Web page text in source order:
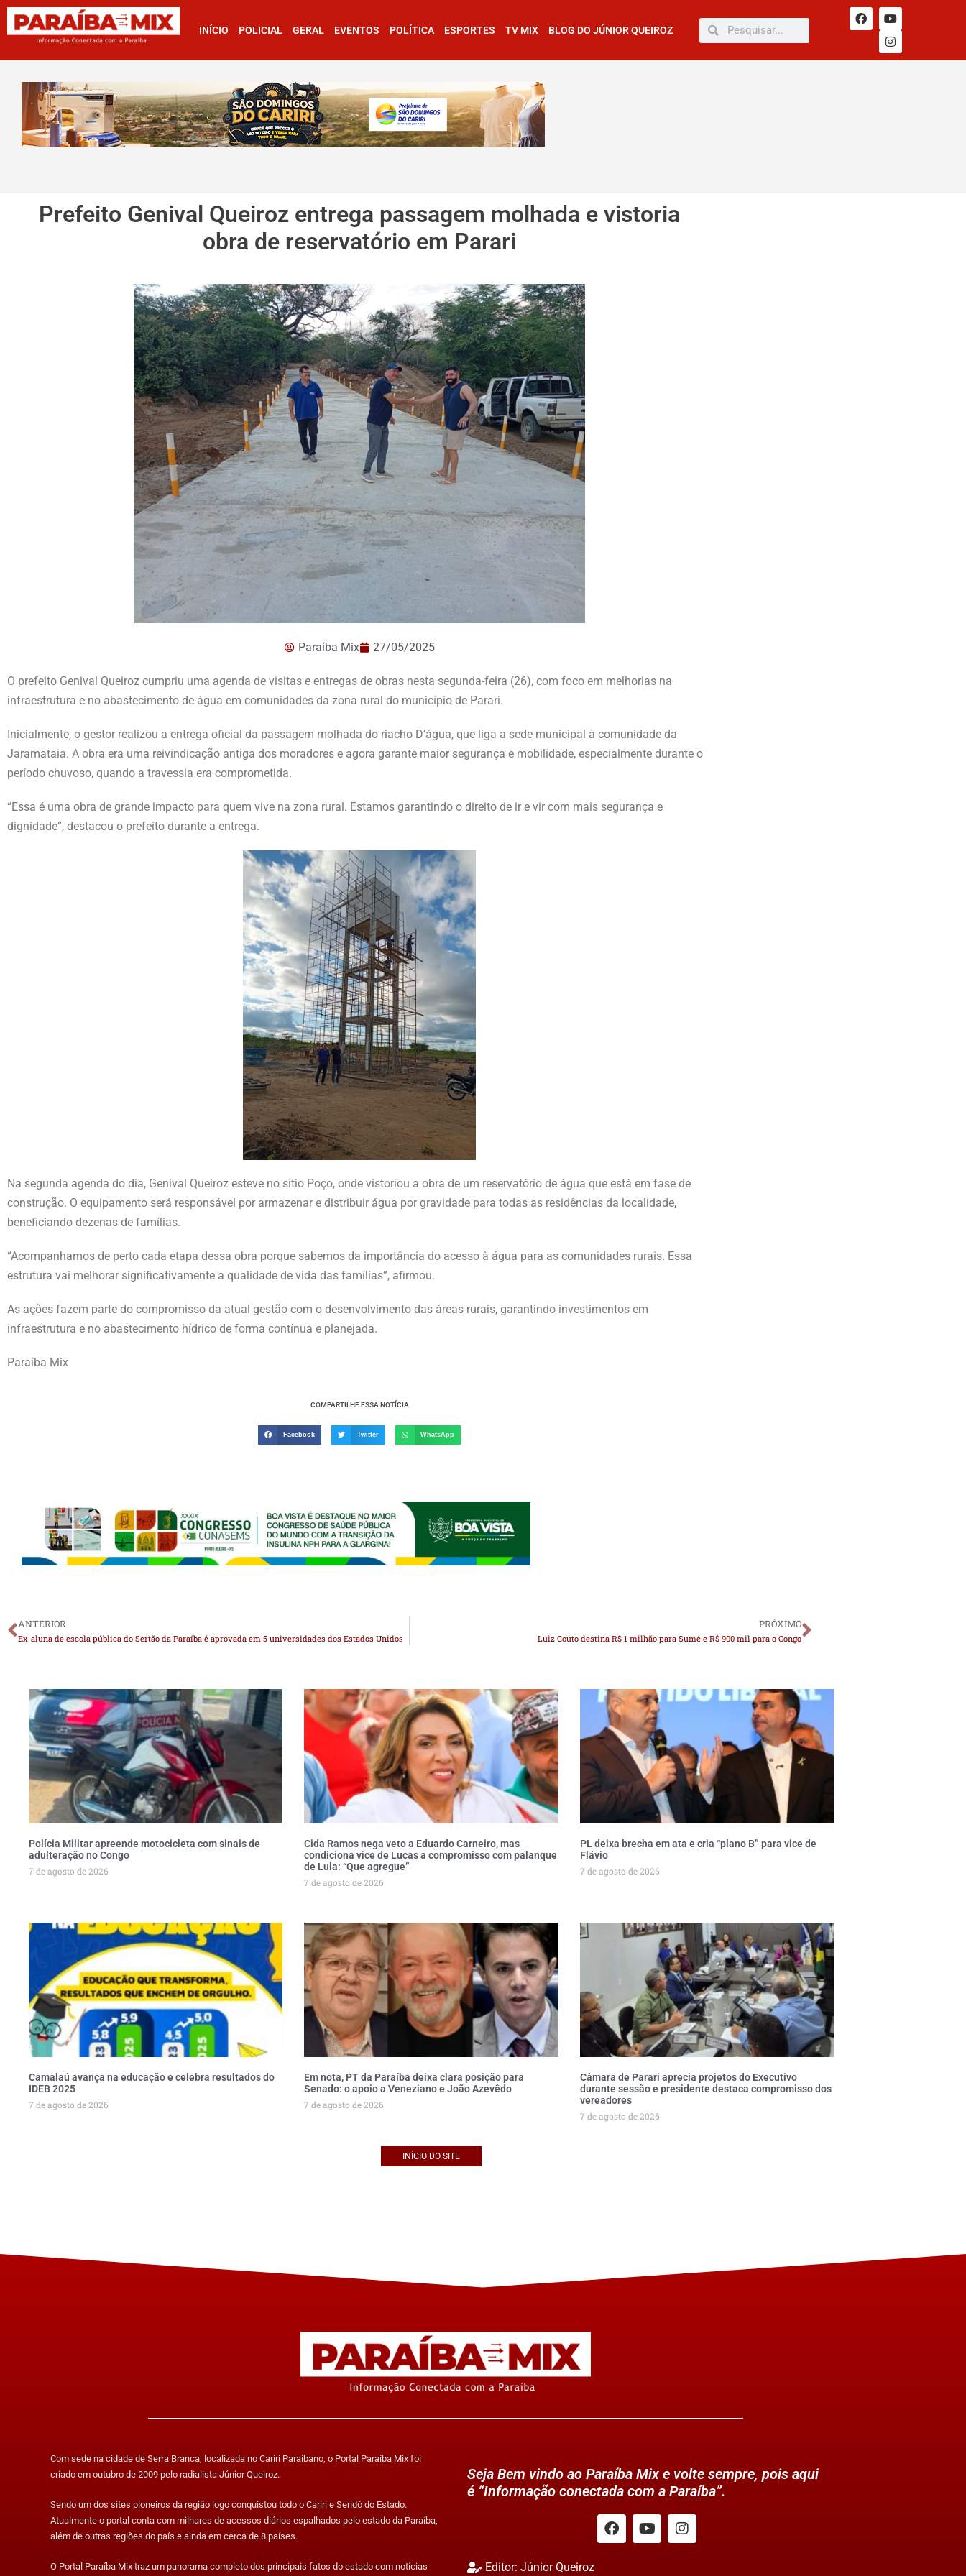
INÍCIO POLICIAL GERAL EVENTOS POLÍTICA ESPORTES TV MIX BLOG DO JÚNIOR QUEIROZ
Prefeito Genival Queiroz entrega passagem molhada e vistoria
obra de reservatório em Parari
Paraíba Mix 27/05/2025
O prefeito Genival Queiroz cumpriu uma agenda de visitas e entregas de obras nesta segunda-feira (26), com foco em melhorias na
infraestrutura e no abastecimento de água em comunidades da zona rural do município de Parari.
Inicialmente, o gestor realizou a entrega oficial da passagem molhada do riacho D’água, que liga a sede municipal à comunidade da
Jaramataia. A obra era uma reivindicação antiga dos moradores e agora garante maior segurança e mobilidade, especialmente durante o
período chuvoso, quando a travessia era comprometida.
“Essa é uma obra de grande impacto para quem vive na zona rural. Estamos garantindo o direito de ir e vir com mais segurança e
dignidade”, destacou o prefeito durante a entrega.
Na segunda agenda do dia, Genival Queiroz esteve no sítio Poço, onde vistoriou a obra de um reservatório de água que está em fase de
construção. O equipamento será responsável por armazenar e distribuir água por gravidade para todas as residências da localidade,
beneficiando dezenas de famílias.
“Acompanhamos de perto cada etapa dessa obra porque sabemos da importância do acesso à água para as comunidades rurais. Essa
estrutura vai melhorar significativamente a qualidade de vida das famílias”, afirmou.
As ações fazem parte do compromisso da atual gestão com o desenvolvimento das áreas rurais, garantindo investimentos em
infraestrutura e no abastecimento hídrico de forma contínua e planejada.
Paraíba Mix
COMPARTILHE ESSA NOTÍCIA
Facebook Twitter WhatsApp
ANTERIOR
Ex-aluna de escola pública do Sertão da Paraíba é aprovada em 5 universidades dos Estados Unidos
PRÓXIMO
Luiz Couto destina R$ 1 milhão para Sumé e R$ 900 mil para o Congo
Polícia Militar apreende motocicleta com sinais de
adulteração no Congo
7 de agosto de 2026
Cida Ramos nega veto a Eduardo Carneiro, mas
condiciona vice de Lucas a compromisso com palanque
de Lula: “Que agregue”
7 de agosto de 2026
PL deixa brecha em ata e cria “plano B” para vice de
Flávio
7 de agosto de 2026
Camalaú avança na educação e celebra resultados do
IDEB 2025
7 de agosto de 2026
Em nota, PT da Paraíba deixa clara posição para
Senado: o apoio a Veneziano e João Azevêdo
7 de agosto de 2026
Câmara de Parari aprecia projetos do Executivo
durante sessão e presidente destaca compromisso dos
vereadores
7 de agosto de 2026
INÍCIO DO SITE
Com sede na cidade de Serra Branca, localizada no Cariri Paraibano, o Portal Paraíba Mix foi
criado em outubro de 2009 pelo radialista Júnior Queiroz.
Sendo um dos sites pioneiros da região logo conquistou todo o Cariri e Seridó do Estado.
Atualmente o portal conta com milhares de acessos diários espalhados pelo estado da Paraíba,
além de outras regiões do país e ainda em cerca de 8 países.
O Portal Paraíba Mix traz um panorama completo dos principais fatos do estado com notícias
Seja Bem vindo ao Paraíba Mix e volte sempre, pois aqui
é “Informação conectada com a Paraíba”.
Editor: Júnior Queiroz